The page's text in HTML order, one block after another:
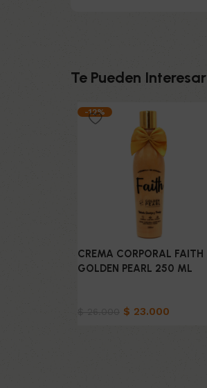
Te Pueden Interesar
-12%
CREMA CORPORAL FAITH
GOLDEN PEARL 250 ML
$ 23.000